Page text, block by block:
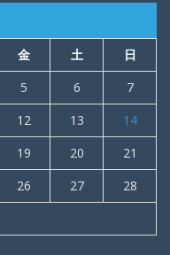
金 土
日
5 6
7
12 13
14
19 20
21
26 27
28